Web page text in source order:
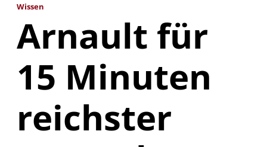
Wissen
Arnault für
15 Minuten
reichster